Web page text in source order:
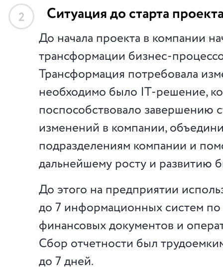
2 Ситуация до старта
До начала проекта в компании
трансформации бизнес-
Трансформация потребовала
необходимо было IT-решение,
поспособствовало завершению
изменений в компании,
подразделениям компании и
дальнейшему росту и развитию
До этого на предприятии
до 7 информационных систем по
финансовых документов и
Сбор отчетности был
до 7 дней.